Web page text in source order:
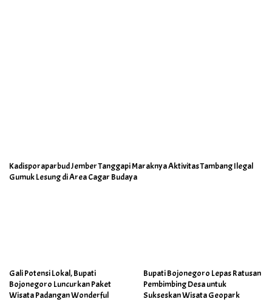
Kadisporaparbud Jember Tanggapi Maraknya Aktivitas Tambang Ilegal
Gumuk Lesung di Area Cagar Budaya
Gali Potensi Lokal, Bupati
Bojonegoro Luncurkan Paket
Wisata Padangan Wonderful
Bupati Bojonegoro Lepas Ratusan
Pembimbing Desa untuk
Sukseskan Wisata Geopark